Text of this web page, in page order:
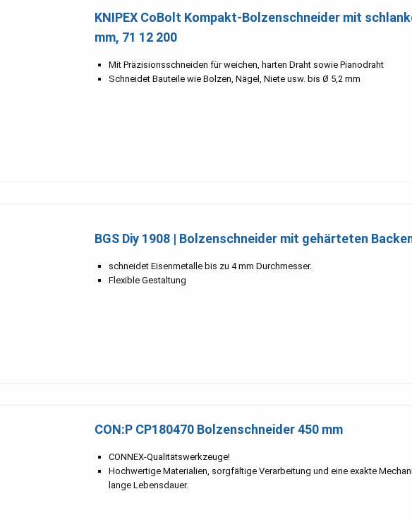
KNIPEX CoBolt Kompakt-Bolzenschneider mit
mm, 71 12 200
Mit Präzisionsschneiden für weichen, harten Draht sowie Pianodraht
Schneidet Bauteile wie Bolzen, Nägel, Niete usw. bis Ø 5,2 mm
BGS Diy 1908 | Bolzenschneider mit gehärteten
schneidet Eisenmetalle bis zu 4 mm Durchmesser.
Flexible Gestaltung
CON:P CP180470 Bolzenschneider 450 mm
CONNEX-Qualitätswerkzeuge!
Hochwertige Materialien, sorgfältige Verarbeitung und eine exakte
lange Lebensdauer.